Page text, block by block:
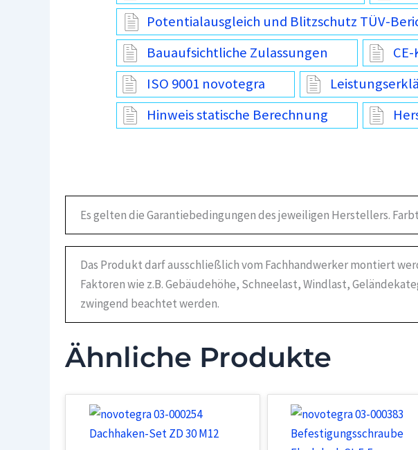
Potentialausgleich und Blitzschutz TÜV-
Bauaufsichtliche Zulassungen
ISO 9001 novotegra
Hinweis statische Berechnung
Es gelten die Garantiebedingungen des jeweiligen Herstellers.
Das Produkt darf ausschließlich vom Fachhandwerker montiert
Faktoren wie z.B. Gebäudehöhe, Schneelast, Windlast,
zwingend beachtet werden.
Ähnliche Produkte